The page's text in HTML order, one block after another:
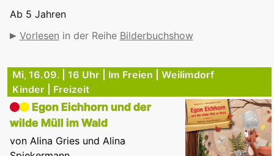
Ab 5 Jahren
Vorlesen in der Reihe Bilderbuchshow
Mi, 16.09. | 16 Uhr | Im Freien | Weilimdorf
Kinder | Freizeit
Egon Eichhorn und der
wilde Müll im Wald
von Alina Gries und Alina